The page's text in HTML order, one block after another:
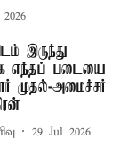
இருந்து
எந்தப் படையை
முதல்-அமைச்சர்
29 Jul 2026